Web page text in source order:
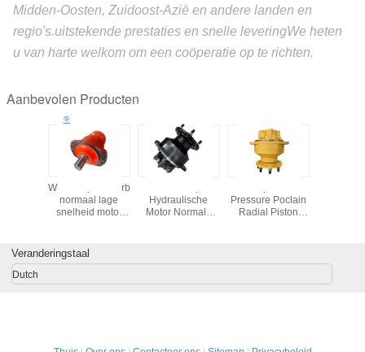
Midden-Oosten, Zuidoost-Azië en andere landen en
regio's.uitstekende prestaties en snelle leveringWe heten
u van harte welkom om een coöperatie op te richten.
Aanbevolen Producten
voor
van
Werktemperatuurbereik
normaal lage
snelheid motor
oplossing voor
zware
systemen
Hydraulische
Motor Normale
Pressure Poclain
Radial Piston
Applications
olie
Veranderingstaal
Dutch